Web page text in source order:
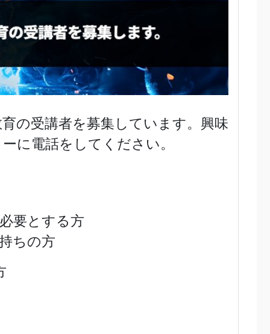
の受講者を募集しています。興味
に電話をしてください。
要とする方
ちの方